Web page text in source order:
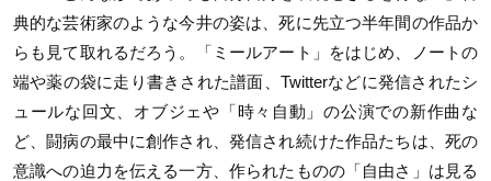
典的な芸術家のような今井の姿は、死に先立つ半年間の作品か
らも見て取れるだろう。「ミールアート」をはじめ、ノートの
端や薬の袋に走り書きされた譜面、Twitterなどに発信されたシ
ュールな回文、オブジェや「時々自動」の公演での新作曲な
ど、闘病の最中に創作され、発信され続けた作品たちは、死の
意識への迫力を伝える一方、作られたものの「自由さ」は見る